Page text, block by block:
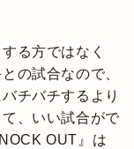
る方ではなく
の試合なので、
チバチするより
、いい試合がで
OUT』は